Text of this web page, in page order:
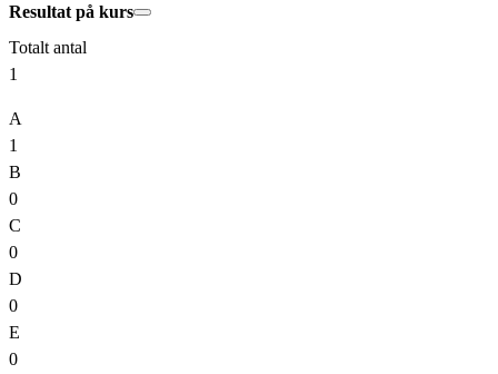
Resultat på kurs
Totalt antal
1
A
1
B
0
C
0
D
0
E
0